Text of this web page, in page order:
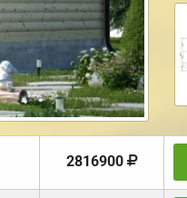
2816900